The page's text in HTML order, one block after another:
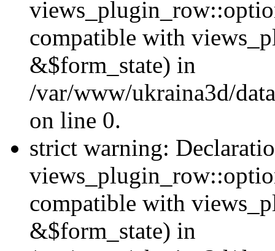
compatible with
&$form_state) in
/var/www/ukraina3d/
on line 0.
strict warning:
compatible with
&$form_state) in